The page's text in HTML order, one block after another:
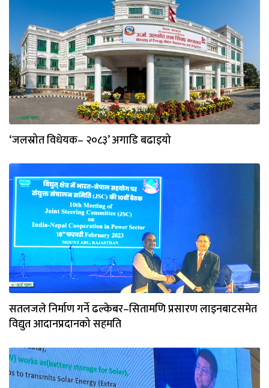
‘जलस्रोत विधेयक– २०८३’ अगाडि बढाइयो
सतलजले निर्माण गर्ने ढल्केबर–सितामणि प्रसारण लाइनबाटसमेत
विद्युत आदानप्रदानको सहमति